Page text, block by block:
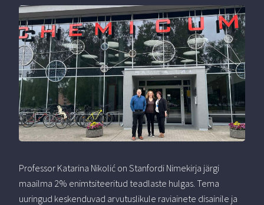
Professor Katarina Nikolić on Stanfordi Nimekirja järgi
maailma 2% enimtsiteeritud teadlaste hulgas. Tema
uuringud keskenduvad arvutuslikule raviainete disainile ja